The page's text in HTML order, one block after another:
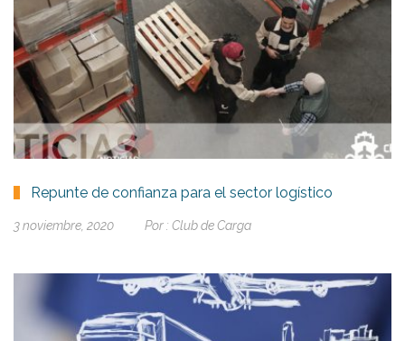
Repunte de confianza para el sector logístico
3 noviembre, 2020 Por : Club de Carga